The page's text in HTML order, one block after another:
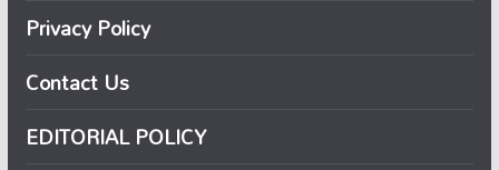
Privacy Policy
Contact Us
EDITORIAL POLICY